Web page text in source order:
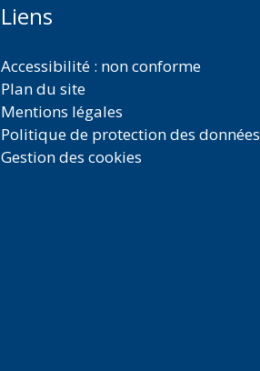
Liens
Accessibilité : non conforme
Plan du site
Mentions légales
Politique de protection des données
Gestion des cookies